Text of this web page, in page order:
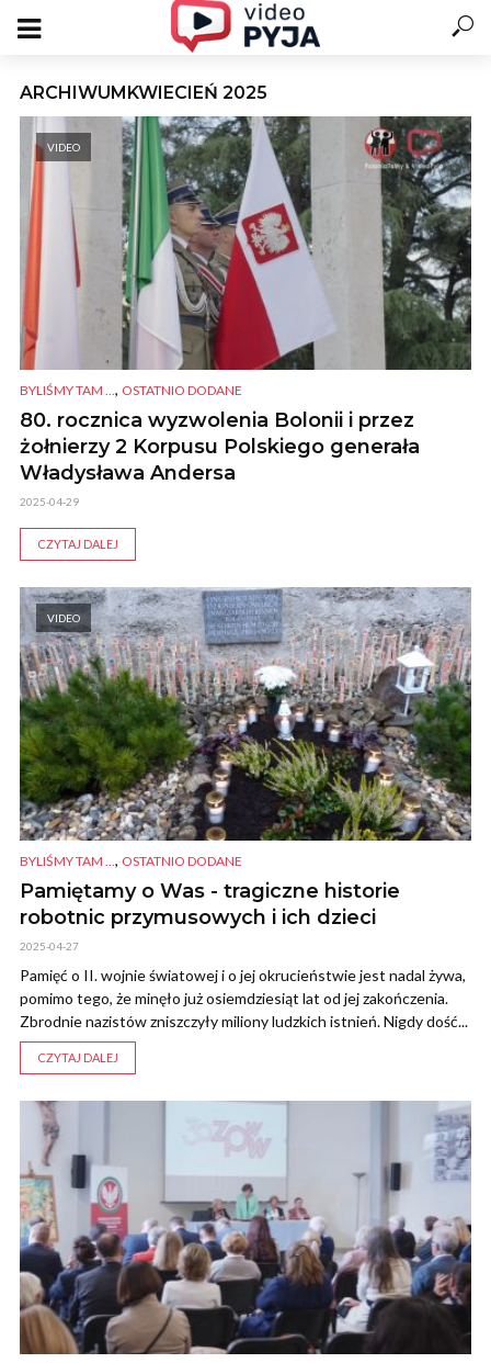
ARCHIWUMKWIECIEŃ 2025
VIDEO
BYLIŚMY TAM ..., OSTATNIO DODANE
80. rocznica wyzwolenia Bolonii i przez
żołnierzy 2 Korpusu Polskiego generała
Władysława Andersa
2025-04-29
CZYTAJ DALEJ
VIDEO
BYLIŚMY TAM ..., OSTATNIO DODANE
Pamiętamy o Was - tragiczne historie
robotnic przymusowych i ich dzieci
2025-04-27
Pamięć o II. wojnie światowej i o jej okrucieństwie jest nadal żywa,
pomimo tego, że minęło już osiemdziesiąt lat od jej zakończenia.
Zbrodnie nazistów zniszczyły miliony ludzkich istnień. Nigdy dość...
CZYTAJ DALEJ